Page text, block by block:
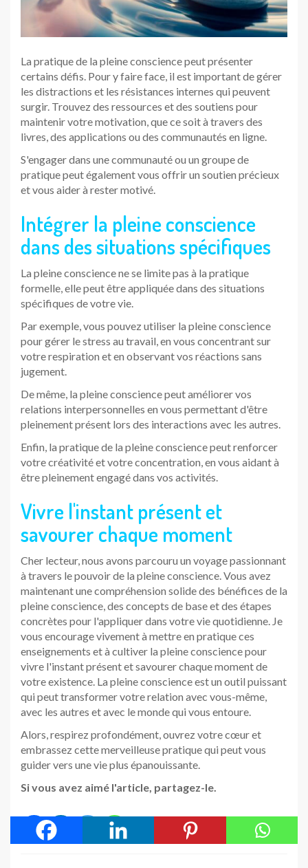
La pratique de la pleine conscience peut présenter
certains défis. Pour y faire face, il est important de gérer
les distractions et les résistances internes qui peuvent
surgir. Trouvez des ressources et des soutiens pour
maintenir votre motivation, que ce soit à travers des
livres, des applications ou des communautés en ligne.
S'engager dans une communauté ou un groupe de
pratique peut également vous offrir un soutien précieux
et vous aider à rester motivé.
Intégrer la pleine conscience
dans des situations spécifiques
La pleine conscience ne se limite pas à la pratique
formelle, elle peut être appliquée dans des situations
spécifiques de votre vie.
Par exemple, vous pouvez utiliser la pleine conscience
pour gérer le stress au travail, en vous concentrant sur
votre respiration et en observant vos réactions sans
jugement.
De même, la pleine conscience peut améliorer vos
relations interpersonnelles en vous permettant d'être
pleinement présent lors des interactions avec les autres.
Enfin, la pratique de la pleine conscience peut renforcer
votre créativité et votre concentration, en vous aidant à
être pleinement engagé dans vos activités.
Vivre l'instant présent et
savourer chaque moment
Cher lecteur, nous avons parcouru un voyage passionnant
à travers le pouvoir de la pleine conscience. Vous avez
maintenant une compréhension solide des bénéfices de la
pleine conscience, des concepts de base et des étapes
concrètes pour l'appliquer dans votre vie quotidienne. Je
vous encourage vivement à mettre en pratique ces
enseignements et à cultiver la pleine conscience pour
vivre l'instant présent et savourer chaque moment de
votre existence. La pleine conscience est un outil puissant
qui peut transformer votre relation avec vous-même,
avec les autres et avec le monde qui vous entoure.
Alors, respirez profondément, ouvrez votre cœur et
embrassez cette merveilleuse pratique qui peut vous
guider vers une vie plus épanouissante.
Si vous avez aimé l'article, partagez-le.